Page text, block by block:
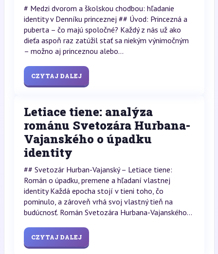
# Medzi dvorom a školskou chodbou: hľadanie
identity v Denníku princeznej ## Úvod: Princezná a
puberta – čo majú spoločné? Každý z nás už ako
dieťa aspoň raz zatúžil stať sa niekým výnimočným
– možno aj princeznou alebo...
CZYTAJ DALEJ
Letiace tiene: analýza
románu Svetozára Hurbana-
Vajanského o úpadku
identity
## Svetozár Hurban-Vajanský – Letiace tiene:
Román o úpadku, premene a hľadaní vlastnej
identity Každá epocha stojí v tieni toho, čo
pominulo, a zároveň vrhá svoj vlastný tieň na
budúcnosť. Román Svetozára Hurbana-Vajanského...
CZYTAJ DALEJ